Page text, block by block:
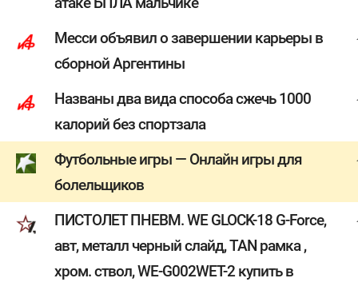
Месси объявил о завершении карьеры в
сборной Аргентины
Названы два вида способа сжечь 1000
калорий без спортзала
Футбольные игры — Онлайн игры для
болельщиков
ПИСТОЛЕТ ПНЕВМ. WE GLOCK-18 G-Force,
авт, металл черный слайд, TAN рамка ,
хром. ствол, WE-G002WET-2 купить в